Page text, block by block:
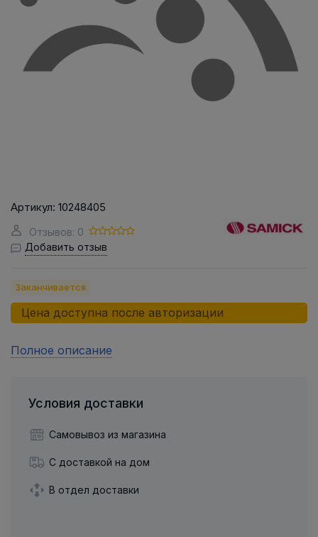
Артикул: 10248405
Отзывов: 0
Добавить отзыв
Заканчивается
Цена доступна после авторизации
Полное описание
Условия доставки
Самовывоз из магазина
С доставкой на дом
В отдел доставки